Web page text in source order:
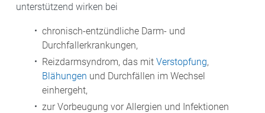
Bakterien und Hefen auf dem Lebensmittel erhalten,
die wir brauchen, um die Gärung zu starten.“
– Gurkengläser und Deckel mit kochendem Wasser
ausspülen, damit Keime abgetötet werden.
– Das Obst und Gemüse mit Gewürzen
unterstützend wirken bei
chronisch-entzündliche Darm- und
Durchfallerkrankungen,
Reizdarmsyndrom, das mit Verstopfung,
Blähungen und Durchfällen im Wechsel
einhergeht,
zur Vorbeugung vor Allergien und Infektionen